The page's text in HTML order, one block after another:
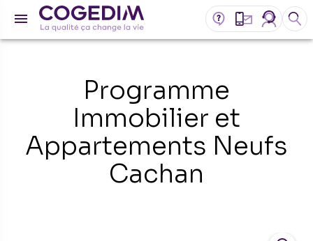
Programme
Immobilier et
Appartements Neufs
Cachan